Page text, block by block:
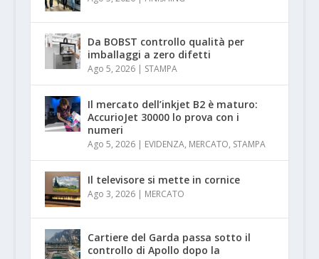
Da BOBST controllo qualità per
imballaggi a zero difetti
Ago 5, 2026| STAMPA
Il mercato dell’inkjet B2 è maturo:
AccurioJet 30000 lo prova con i
numeri
Ago 5, 2026| EVIDENZA, MERCATO, STAMPA
Il televisore si mette in cornice
Ago 3, 2026| MERCATO
Cartiere del Garda passa sotto il
controllo di Apollo dopo la